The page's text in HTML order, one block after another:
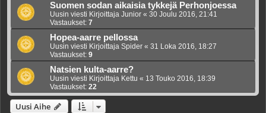
Suomen sodan aikaisia tykkejä Perhonjoessa
Uusin viesti Kirjoittaja Junior « 30 Joulu 2016, 21:41
Vastaukset: 7
Hopea-aarre pellossa
Uusin viesti Kirjoittaja Spider « 31 Loka 2016, 18:27
Vastaukset: 9
Natsien kulta-aarre?
Uusin viesti Kirjoittaja Kettu « 13 Touko 2016, 18:39
Vastaukset: 22
Uusi Aihe